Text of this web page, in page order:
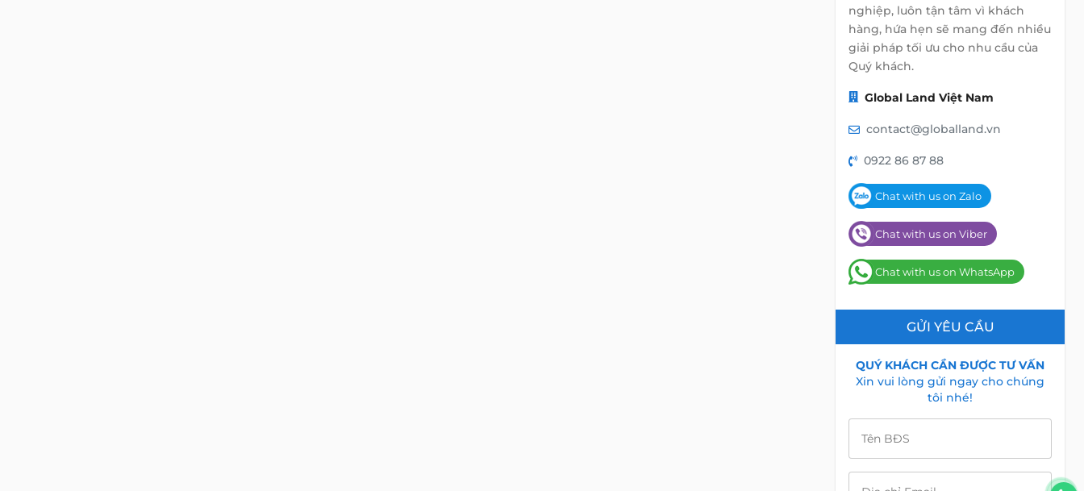
nghiệp, luôn tận tâm vì khách
hàng, hứa hẹn sẽ mang đến nhiều
giải pháp tối ưu cho nhu cầu của
Quý khách.
Global Land Việt Nam
contact@globalland.vn
0922 86 87 88
Chat with us on Zalo
Chat with us on Viber
Chat with us on WhatsApp
GỬI YÊU CẦU
QUÝ KHÁCH CẦN ĐƯỢC TƯ VẤN
Xin vui lòng gửi ngay cho chúng
tôi nhé!
Tên BĐS